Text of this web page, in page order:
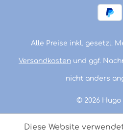
© 2026 Hugo
Alle Preise inkl. gesetzl.
Versandkosten und ggf.
nicht anders
Diese Website